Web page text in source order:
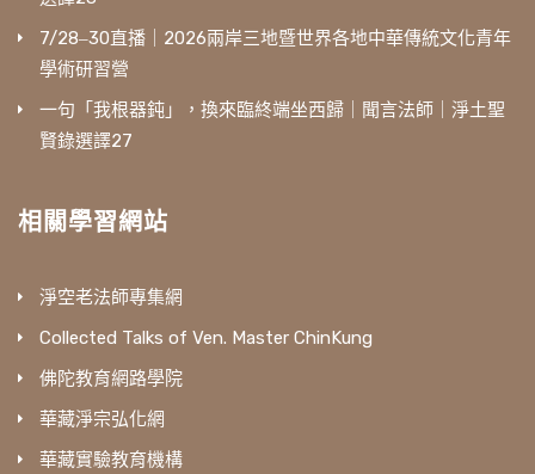
7/28‒30直播｜2026兩岸三地暨世界各地中華傳統文化青年
學術研習營
一句「我根器鈍」，換來臨終端坐西歸｜聞言法師｜淨土聖
賢錄選譯27
相關學習網站
淨空老法師專集網
Collected Talks of Ven. Master ChinKung
佛陀教育網路學院
華藏淨宗弘化網
華藏實驗教育機構